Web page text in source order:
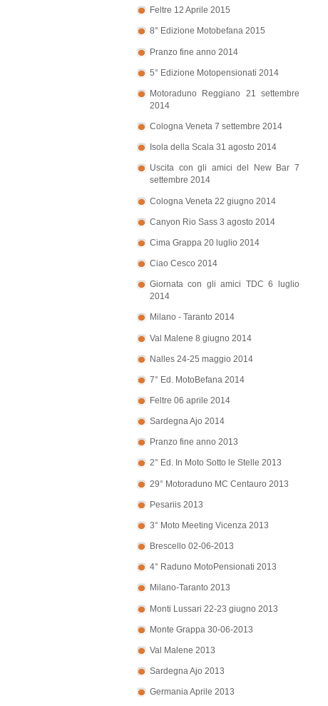
Feltre 12 Aprile 2015
8° Edizione Motobefana 2015
Pranzo fine anno 2014
5° Edizione Motopensionati 2014
Motoraduno Reggiano 21 settembre
2014
Cologna Veneta 7 settembre 2014
Isola della Scala 31 agosto 2014
Uscita con gli amici del New Bar 7
settembre 2014
Cologna Veneta 22 giugno 2014
Canyon Rio Sass 3 agosto 2014
Cima Grappa 20 luglio 2014
Ciao Cesco 2014
Giornata con gli amici TDC 6 luglio
2014
Milano - Taranto 2014
Val Malene 8 giugno 2014
Nalles 24-25 maggio 2014
7° Ed. MotoBefana 2014
Feltre 06 aprile 2014
Sardegna Ajo 2014
Pranzo fine anno 2013
2° Ed. In Moto Sotto le Stelle 2013
29° Motoraduno MC Centauro 2013
Pesariis 2013
3° Moto Meeting Vicenza 2013
Brescello 02-06-2013
4° Raduno MotoPensionati 2013
Milano-Taranto 2013
Monti Lussari 22-23 giugno 2013
Monte Grappa 30-06-2013
Val Malene 2013
Sardegna Ajo 2013
Germania Aprile 2013